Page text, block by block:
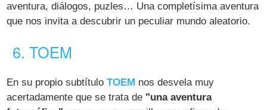
aventura, diálogos, puzles… Una completísima aventura
que nos invita a descubrir un peculiar mundo aleatorio.
6. TOEM
En su propio subtítuloTOEM nos desvela muy
acertadamente que se trata de "una aventura